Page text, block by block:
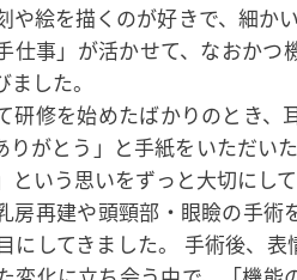
や絵を描くのが好きで、細か
仕事」が活かせて、なおか
した。
研修を始めたばかりのとき
りがとう」と手紙をいただ
という思いをずっと大切にして
房再建や頭頸部・眼瞼の手
にしてきました。 手術後、